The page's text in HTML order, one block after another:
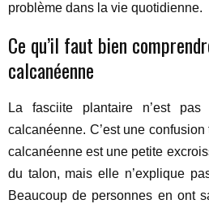
problème dans la vie quotidienne.
Ce qu’il faut bien
calcanéenne
La fasciite plantaire n’est
calcanéenne. C’est une
calcanéenne est une petite
du talon, mais elle n’explique
Beaucoup de personnes en ont